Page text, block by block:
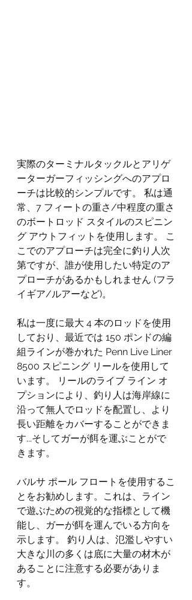
実際のターミナルタックルとアリゲ
ーターガーフィッシングへのアプロ
ーチは比較的シンプルです。 私は通
常、7 フィートの重さ/中程度の重さ
のボートロッド スタイルのスピニン
グ アウトフィットを使用します。 こ
こでのアプローチは完全に釣り人次
第ですが、誰が使用したい特定のア
プローチがあるかもしれません (フラ
イギア/ルアーなど)。
私は一度に最大 4 本のロッドを使用
しており、最近では 150 ポンドの編
組ラインが巻かれた Penn Live Liner
8500 スピニング リールを使用して
います。 リールのライブ ライン オ
プションにより、釣り人は海岸線に
沿って無人でロッドを配置し、より
長い距離をカバーすることができま
す...そしてガーが餌を運ぶことがで
きます。
バルサ ポール フロートを使用するこ
とをお勧めします。これは、ライン
で遊ぶための視覚的な指標として機
能し、ガーが餌を運んでいる方向を
示します。 釣り人は、氾濫しやすい
大きな川の多くは底に大量の材木が
あることに注意する必要がありま
す。